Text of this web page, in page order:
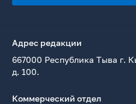
Адрес редакции
667000 Республика Тыва г.
д. 100.
Коммерческий отдел